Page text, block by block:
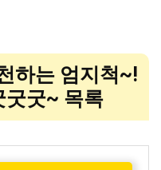
하는 엄지척~!
굿굿~ 목록